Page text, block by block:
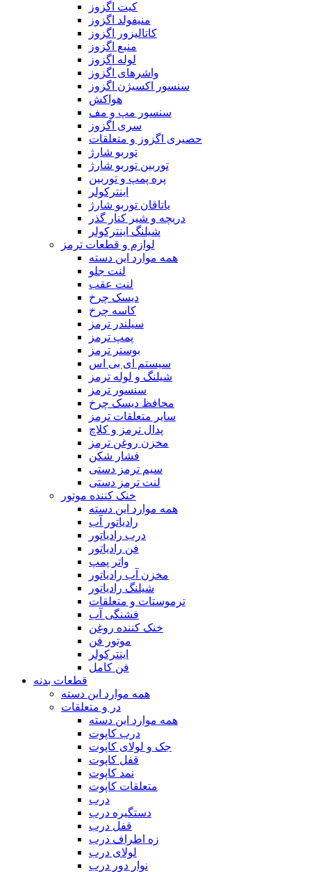
کیت اگزوز
منیفولد اگزوز
کاتالیزور اگزوز
منبع اگزوز
لوله اگزوز
واشر‌های اگزوز
سنسور اکسیژن اگزوز
هواکش
سنسور مپ و مف
سری اگزوز
حصیری اگزوز و متعلقات
توربو شارژ
توربین توربو شارژ
پره پمپ و توربین
اینترکولر
یاتاقان توربو شارژ
دریچه و شیر کنار گذر
شیلنگ اینترکولر
لوازم و قطعات ترمز
همه موارد این دسته
لنت جلو
لنت عقب
دیسک چرخ
کاسه چرخ
سیلندر ترمز
پمپ ترمز
بوستر ترمز
سیستم ای بی اس
شیلنگ و لوله ترمز
سنسور ترمز
محافظ دیسک چرخ
سایر متعلقات ترمز
پدال ترمز و کلاچ
مخزن روغن ترمز
فشار شکن
سیم ترمز دستی
لنت ترمز دستی
خنک کننده موتور
همه موارد این دسته
رادیاتور آب
درب رادیاتور
فن رادیاتور
واتر پمپ
مخزن آب رادیاتور
شیلنگ‌ رادیاتور
ترموستات و متعلقات
فشنگی آب
خنک‌ کننده روغن
موتور فن
اینترکولر
فن کامل
قطعات بدنه
همه موارد این دسته
در و متعلقات
همه موارد این دسته
درب کاپوت
جک و لولای کاپوت
قفل کاپوت
نمد کاپوت
متعلقات کاپوت
درب
دستگیره درب
قفل درب
زه اطراف درب
لولای درب
نوار دور درب